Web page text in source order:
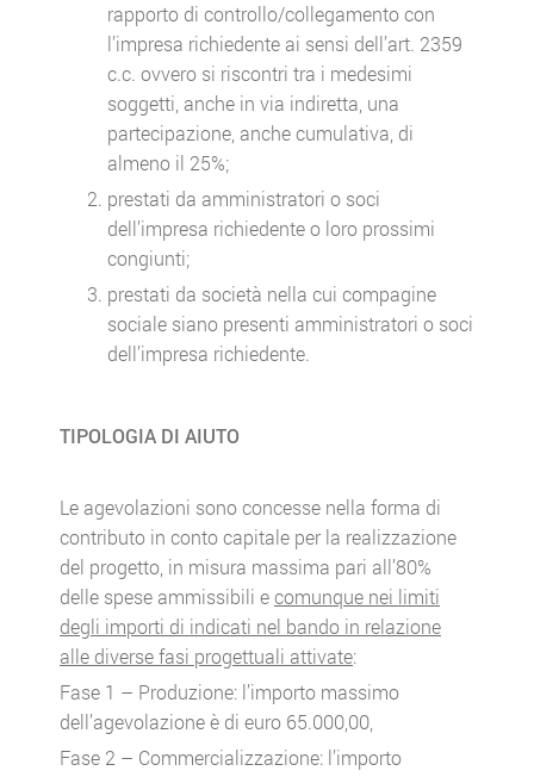
rapporto di controllo/collegamento con
l’impresa richiedente ai sensi dell’art. 2359
c.c. ovvero si riscontri tra i medesimi
soggetti, anche in via indiretta, una
partecipazione, anche cumulativa, di
almeno il 25%;
prestati da amministratori o soci
dell’impresa richiedente o loro prossimi
congiunti;
prestati da società nella cui compagine
sociale siano presenti amministratori o soci
dell’impresa richiedente.
TIPOLOGIA DI AIUTO
Le agevolazioni sono concesse nella forma di
contributo in conto capitale per la realizzazione
del progetto, in misura massima pari all’80%
delle spese ammissibili ecomunque nei limiti
degli importi di indicati nel bando in relazione
alle diverse fasi progettuali attivate:
Fase 1 – Produzione: l’importo massimo
dell’agevolazione è di euro 65.000,00,
Fase 2 – Commercializzazione: l’importo